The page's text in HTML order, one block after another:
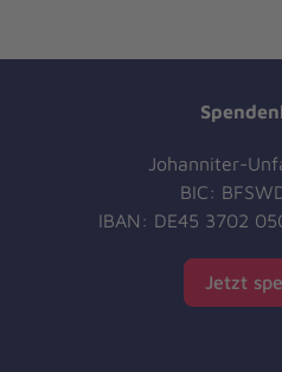
Johanniter-
BIC:
IBAN: DE45 3702
Jetzt